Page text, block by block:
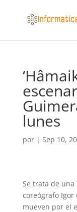
lunes
por | Sep 10,
Se trata de
coreógrafo Igor
mueven por el